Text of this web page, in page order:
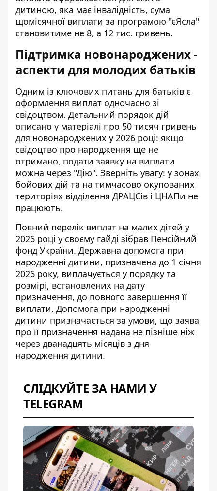
дитиною, яка має інвалідність, сума
щомісячної виплати за програмою "єЯсла"
становитиме не 8, а 12 тис. гривень.
Підтримка новонароджених -
аспекти для молодих батьків
Одним із ключових питань для батьків є
оформлення виплат одночасно зі
свідоцтвом. Детальний порядок дій
описано у матеріалі про 50 тисяч гривень
для новонароджених у 2026 році: якщо
свідоцтво про народження ще не
отримано, подати заявку на виплати
можна через "Дію". Зверніть увагу: у зонах
бойових дій та на тимчасово окупованих
територіях відділення ДРАЦСів і ЦНАПи не
працюють.
Повний перелік виплат на малих дітей у
2026 році у своєму гайді зібрав Пенсійний
фонд України. Державна допомога при
народженні дитини, призначена до 1 січня
2026 року, виплачується у порядку та
розмірі, встановлених на дату
призначення, до повного завершення її
виплати. Допомога при народженні
дитини призначається за умови, що заява
про її призначення надана не пізніше ніж
через дванадцять місяців з дня
народження дитини.
СЛІДКУЙТЕ ЗА НАМИ У
TELEGRAM